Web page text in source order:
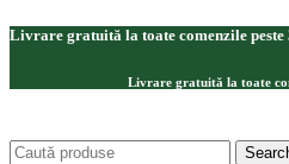
Livrare gratuită la toate comenzile peste
Livrare gratuită la toate